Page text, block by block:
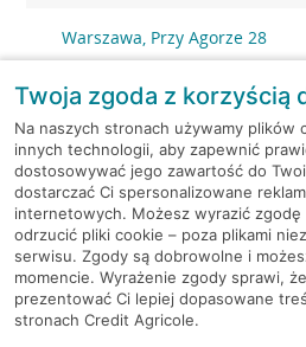
Warszawa, Przy Agorze 28
Warszawa, Przy Agorze 28
Warszawa, Przylesie 3
Warszawa, Puławska 10
Warszawa, Puławska 11
Warszawa, Puławska 11
Twoja zgoda z korzyścią
Na naszych stronach używamy plików
innych technologii, aby zapewnić
dostosowywać jego zawartość do
dostarczać Ci spersonalizowane
internetowych. Możesz wyrazić
odrzucić pliki cookie – poza plikami
serwisu. Zgody są dobrowolne i
momencie. Wyrażenie zgody sprawi,
prezentować Ci lepiej dopasowane
stronach Credit Agricole.